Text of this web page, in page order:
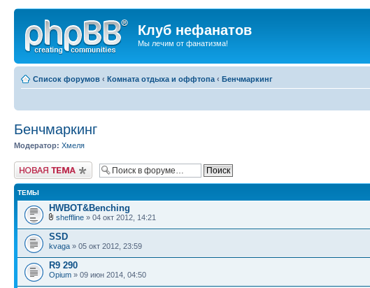
Клуб нефанатов
Мы лечим от фанатизма!
Список форумов ‹ Комната отдыха и оффтопа ‹ Бенчмаркинг
Бенчмаркинг
Модератор: Хмеля
Начать новую тему
ТЕМЫ
HWBOT&Benching
sheffline » 04 окт 2012, 14:21
SSD
kvaga » 05 окт 2012, 23:59
R9 290
Opium » 09 июн 2014, 04:50